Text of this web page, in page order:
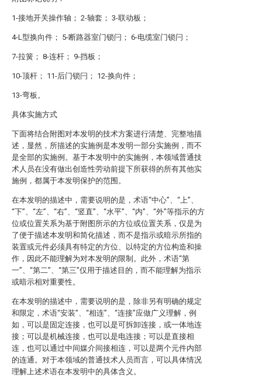
1-接地开关操作轴； 2-轴套； 3-联动板；
4-L型换向件； 5-断路器室门锁闩； 6-电缆室门锁闩；
7-拉簧； 8-连杆； 9-挡板；
10-顶杆； 11-后门锁闩； 12-换向件；
13-弯板。
具体实施方式
下面将结合附图对本发明的技术方案进行清楚、完整地描
述，显然，所描述的实施例是本发明一部分实施例，而不
是全部的实施例。基于本发明中的实施例，本领域普通技
术人员在没有做出创造性劳动前提下所获得的所有其他实
施例，都属于本发明保护的范围。
在本发明的描述中，需要说明的是，术语“中心”、“上”、
“下”、“左”、“右”、“竖直”、“水平”、“内”、“外”等指示的方
位或位置关系为基于附图所示的方位或位置关系，仅是为
了便于描述本发明和简化描述，而不是指示或暗示所指的
装置或元件必须具有特定的方位、以特定的方位构造和操
作，因此不能理解为对本发明的限制。此外，术语“第
一”、“第二”、“第三”仅用于描述目的，而不能理解为指示
或暗示相对重要性。
在本发明的描述中，需要说明的是，除非另有明确的规定
和限定，术语“安装”、“相连”、“连接”应做广义理解，例
如，可以是固定连接，也可以是可拆卸连接，或一体地连
接；可以是机械连接，也可以是电连接；可以是直接相
连，也可以通过中间媒介间接相连，可以是两个元件内部
的连通。对于本领域的普通技术人员而言，可以具体情况
理解上述术语在本发明中的具体含义。